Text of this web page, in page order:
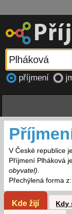
příjmení
V České republice
Příjmení Plháková
obyvatel).
Přechýlená forma z:
Kde žijí Kdy